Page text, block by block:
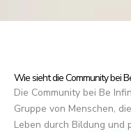
Wie sieht die Community bei
Die Community bei Be
Gruppe von Menschen,
Leben durch Bildung und